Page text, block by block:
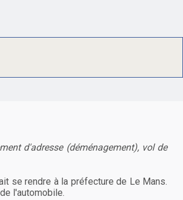
d'adresse (déménagement), vol de
se rendre à la préfecture de Le Mans.
l'automobile.